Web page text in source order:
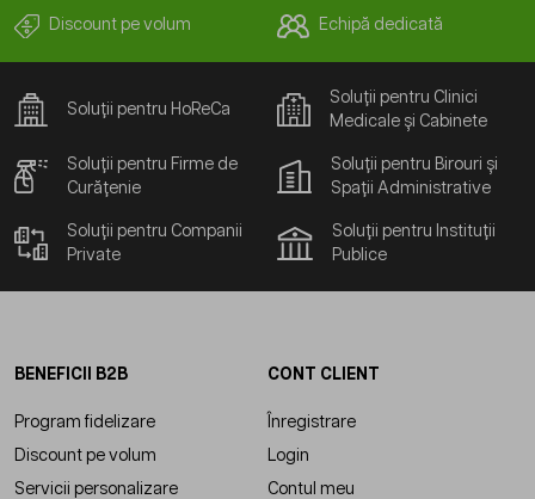
Discount pe volum Echipă dedicată
Soluții pentru HoReCa
Soluții pentru Clinici
Medicale și Cabinete
Soluții pentru Firme de
Curățenie
Soluții pentru Birouri și
Spații Administrative
Soluții pentru Companii
Private
Soluții pentru Instituții
Publice
BENEFICII B2B
Program fidelizare
Discount pe volum
Servicii personalizare
CONT CLIENT
Înregistrare
Login
Contul meu